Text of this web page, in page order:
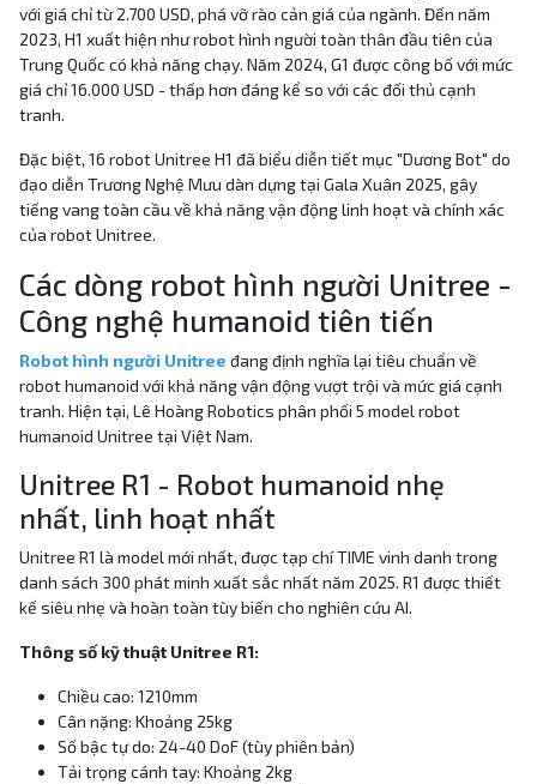
với giá chỉ từ 2.700 USD, phá vỡ rào cản giá của ngành. Đến năm
2023, H1 xuất hiện như robot hình người toàn thân đầu tiên của
Trung Quốc có khả năng chạy. Năm 2024, G1 được công bố với mức
giá chỉ 16.000 USD - thấp hơn đáng kể so với các đối thủ cạnh
tranh.
Đặc biệt, 16 robot Unitree H1 đã biểu diễn tiết mục "Dương Bot" do
đạo diễn Trương Nghệ Mưu dàn dựng tại Gala Xuân 2025, gây
tiếng vang toàn cầu về khả năng vận động linh hoạt và chính xác
của robot Unitree.
Các dòng robot hình người Unitree -
Công nghệ humanoid tiên tiến
Robot hình người Unitree đang định nghĩa lại tiêu chuẩn về
robot humanoid với khả năng vận động vượt trội và mức giá cạnh
tranh. Hiện tại, Lê Hoàng Robotics phân phối 5 model robot
humanoid Unitree tại Việt Nam.
Unitree R1 - Robot humanoid nhẹ
nhất, linh hoạt nhất
Unitree R1 là model mới nhất, được tạp chí TIME vinh danh trong
danh sách 300 phát minh xuất sắc nhất năm 2025. R1 được thiết
kế siêu nhẹ và hoàn toàn tùy biến cho nghiên cứu AI.
Thông số kỹ thuật Unitree R1:
Chiều cao: 1210mm
Cân nặng: Khoảng 25kg
Số bậc tự do: 24-40 DoF (tùy phiên bản)
Tải trọng cánh tay: Khoảng 2kg